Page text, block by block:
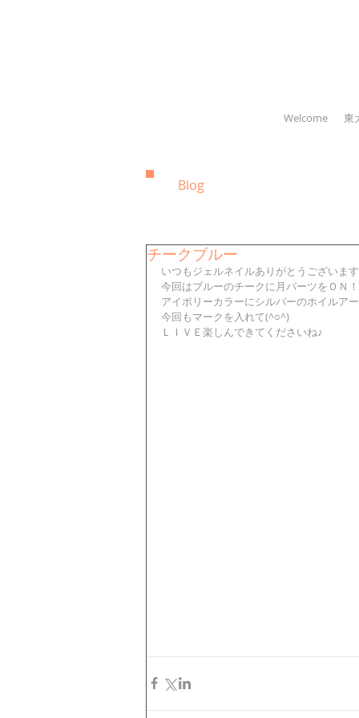
Welcome 東
Blog
チークブルー
いつもジェルネイルありがとうございま
今回はブルーのチークに月パーツをＯＮ！
アイボリーカラーにシルバーのホイルア
今回もマークを入れて(^○^)
ＬＩＶＥ楽しんできてくださいね♪